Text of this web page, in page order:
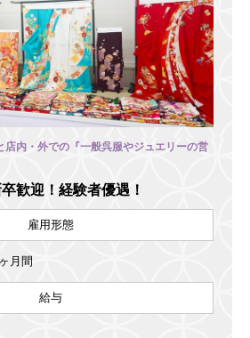
店内・外での『一般呉服やジュエリーの営
歓迎！経験者優遇！
雇用形態
月間
給与